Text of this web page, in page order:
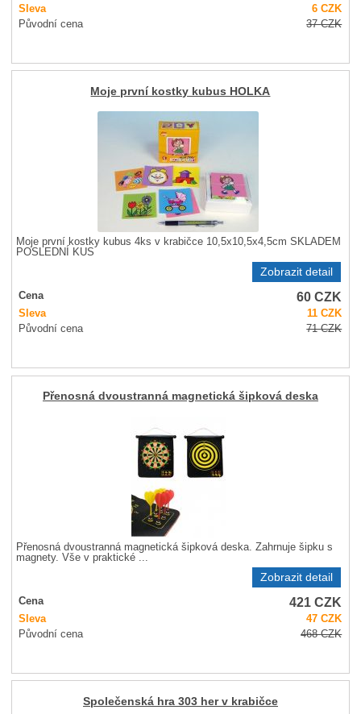
Sleva 6CZK
Původní cena
37CZK
Moje první kostky kubus HOLKA
Moje první kostky kubus 4ks v krabičce 10,5x10,5x4,5cm SKLADEM
POSLEDNÍ KUS
Zobrazit detail
Cena 60CZK
Sleva 11CZK
Původní cena
71CZK
Přenosná dvoustranná magnetická šipková deska
Přenosná dvoustranná magnetická šipková deska. Zahrnuje šipku s
magnety. Vše v praktické ...
Zobrazit detail
Cena 421CZK
Sleva 47CZK
Původní cena
468CZK
Společenská hra 303 her v krabičce